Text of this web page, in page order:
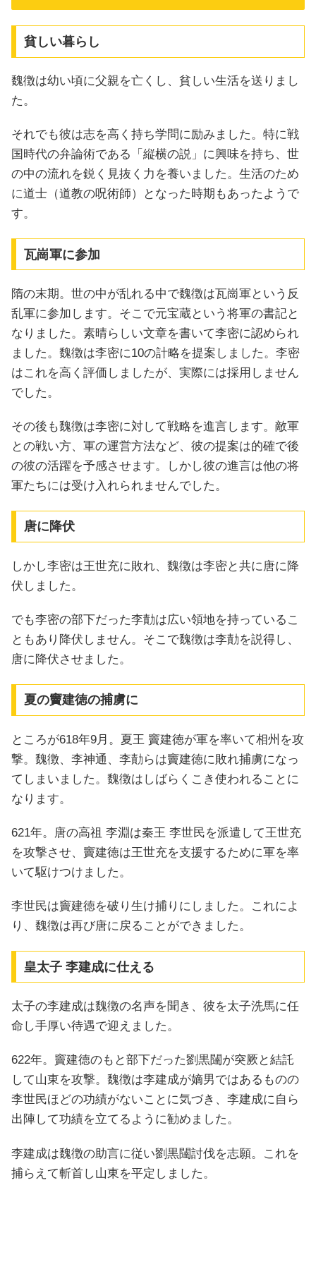
貧しい暮らし
魏徴は幼い頃に父親を亡くし、貧しい生活を送りまし
た。
それでも彼は志を高く持ち学問に励みました。特に戦
国時代の弁論術である「縦横の説」に興味を持ち、世
の中の流れを鋭く見抜く力を養いました。生活のため
に道士（道教の呪術師）となった時期もあったようで
す。
瓦崗軍に参加
隋の末期。世の中が乱れる中で魏徴は瓦崗軍という反
乱軍に参加します。そこで元宝蔵という将軍の書記と
なりました。素晴らしい文章を書いて李密に認められ
ました。魏徴は李密に10の計略を提案しました。李密
はこれを高く評価しましたが、実際には採用しません
でした。
その後も魏徴は李密に対して戦略を進言します。敵軍
との戦い方、軍の運営方法など、彼の提案は的確で後
の彼の活躍を予感させます。しかし彼の進言は他の将
軍たちには受け入れられませんでした。
唐に降伏
しかし李密は王世充に敗れ、魏徴は李密と共に唐に降
伏しました。
でも李密の部下だった李勣は広い領地を持っているこ
ともあり降伏しません。そこで魏徴は李勣を説得し、
唐に降伏させました。
夏の竇建徳の捕虜に
ところが618年9月。夏王 竇建徳が軍を率いて相州を攻
撃。魏徴、李神通、李勣らは竇建徳に敗れ捕虜になっ
てしまいました。魏徴はしばらくこき使われることに
なります。
621年。唐の高祖 李淵は秦王 李世民を派遣して王世充
を攻撃させ、竇建徳は王世充を支援するために軍を率
いて駆けつけました。
李世民は竇建徳を破り生け捕りにしました。これによ
り、魏徴は再び唐に戻ることができました。
皇太子 李建成に仕える
太子の李建成は魏徴の名声を聞き、彼を太子洗馬に任
命し手厚い待遇で迎えました。
622年。竇建徳のもと部下だった劉黒闥が突厥と結託
して山東を攻撃。魏徴は李建成が嫡男ではあるものの
李世民ほどの功績がないことに気づき、李建成に自ら
出陣して功績を立てるように勧めました。
李建成は魏徴の助言に従い劉黒闥討伐を志願。これを
捕らえて斬首し山東を平定しました。